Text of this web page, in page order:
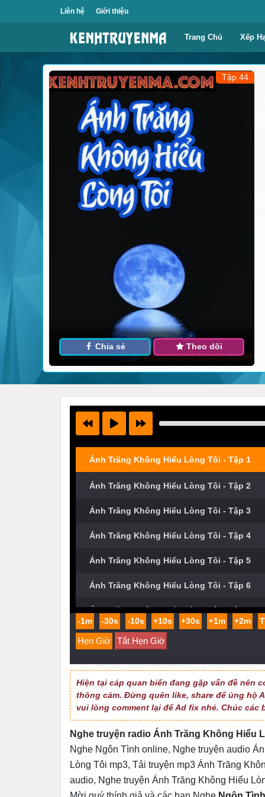
Liên hệ Giới thiệu
Trang Chủ Xếp
Tập 44
Chia sẻ Theo dõi
Ánh Trăng Không Hiểu Lòng Tôi - Tập 1
Ánh Trăng Không Hiểu Lòng Tôi - Tập 2
Ánh Trăng Không Hiểu Lòng Tôi - Tập 3
Ánh Trăng Không Hiểu Lòng Tôi - Tập 4
Ánh Trăng Không Hiểu Lòng Tôi - Tập 5
Ánh Trăng Không Hiểu Lòng Tôi - Tập 6
Ánh Trăng Không Hiểu Lòng Tôi - Tập 7
Ánh Trăng Không Hiểu Lòng Tôi - Tập 8
Ánh Trăng Không Hiểu Lòng Tôi - Tập 10
Ánh Trăng Không Hiểu Lòng Tôi - Tập 11
Ánh Trăng Không Hiểu Lòng Tôi - Tập 12
Ánh Trăng Không Hiểu Lòng Tôi - Tập 13
Ánh Trăng Không Hiểu Lòng Tôi - Tập 14
-1m -30s -10s +10s +30s +1m +2m
Hẹn Giờ Tắt Hẹn Giờ
Hiện tại cáp quan biển đang gặp vấn đề nên
thông cảm. Đừng quên like, share để ủng hộ
vui lòng comment lại để Ad fix nhé. Chúc các
Nghe truyện radio Ánh Trăng Không Hiểu
Nghe Ngôn Tình online, Nghe truyện audio
Lòng Tôi mp3, Tải truyện mp3 Ánh Trăng
audio, Nghe truyện Ánh Trăng Không Hiểu